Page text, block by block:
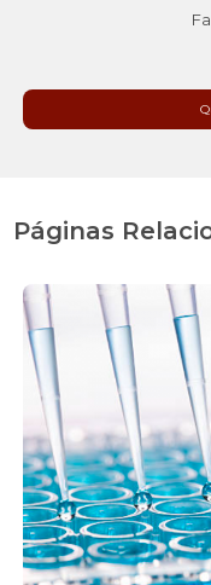
Páginas